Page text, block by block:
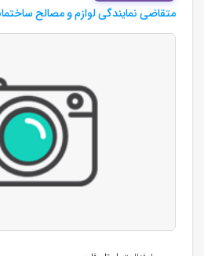
متقاضی نمایندگی لوازم و مصالح